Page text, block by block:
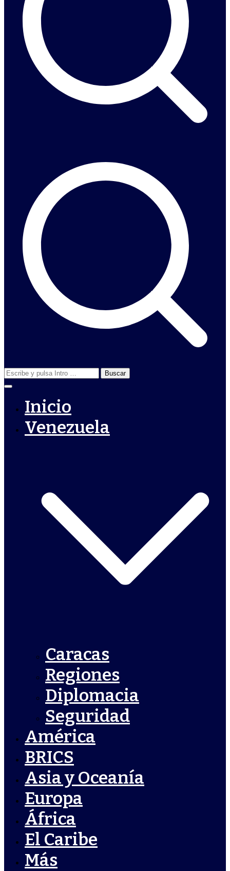
Buscar:
Inicio
Venezuela
Caracas
Regiones
Diplomacia
Seguridad
América
BRICS
Asia y Oceanía
Europa
África
El Caribe
Más